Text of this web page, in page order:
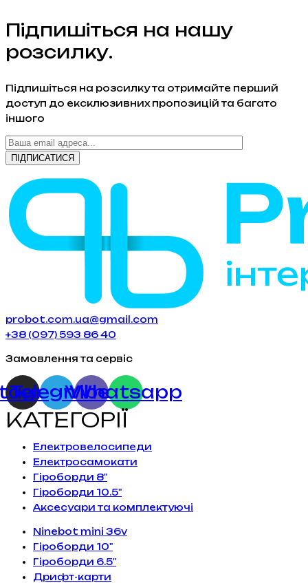
Підпишіться на нашу
розсилку.
Підпишіться на розсилку та отримайте перший
доступ до ексклюзивних пропозицій та багато
іншого
probot.com.ua@gmail.com
+38 (097) 593 86 40
Замовлення та сервіс
Telegram
Viber
Whatsapp
КАТЕГОРІЇ
Електровелосипеди
Електросамокати
Гіроборди 8"
Гіроборди 10.5"
Аксесуари та комплектуючі
Ninebot mini 36v
Гіроборди 10"
Гіроборди 6.5"
Дрифт-карти